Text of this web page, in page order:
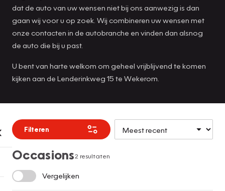
dat de auto van uw wensen niet bij ons aanwezig is dan
gaan wij voor u op zoek. Wij combineren uw wensen met
onze contacten in de autobranche en vinden dan alsnog
de auto die bij u past.
U bent van harte welkom om geheel vrijblijvend te komen
kijken aan de Lenderinkweg 15 te Wekerom.
Filteren
Occasions2 resultaten
Vergelijken